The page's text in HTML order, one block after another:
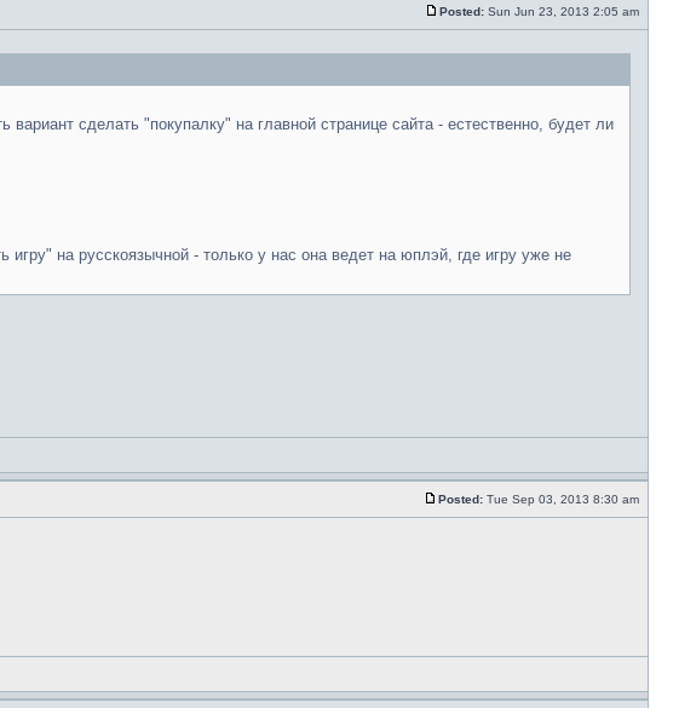
Posted: Sun Jun 23, 2013 2:05 am
сделать "покупалку" на главной странице сайта - естественно, будет ли
игру" на русскоязычной - только у нас она ведет на юплэй, где игру уже не
Posted: Tue Sep 03, 2013 8:30 am